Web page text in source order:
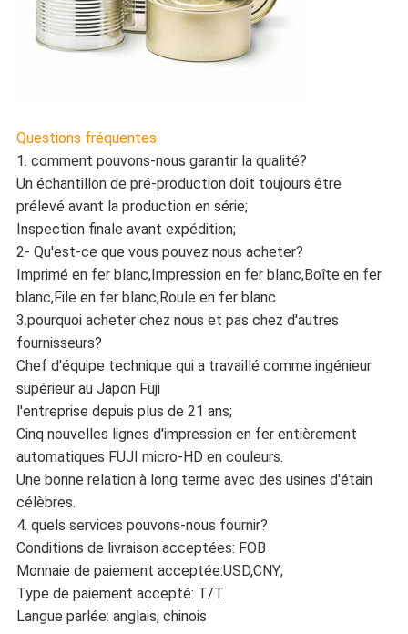
Questions fréquentes
1. comment pouvons-nous garantir la qualité?
Un échantillon de pré-production doit toujours être
prélevé avant la production en série;
Inspection finale avant expédition;
2- Qu'est-ce que vous pouvez nous acheter?
Imprimé en fer blanc,Impression en fer blanc,Boîte en fer
blanc,File en fer blanc,Roule en fer blanc
3.pourquoi acheter chez nous et pas chez d'autres
fournisseurs?
Chef d'équipe technique qui a travaillé comme ingénieur
supérieur au Japon Fuji
l'entreprise depuis plus de 21 ans;
Cinq nouvelles lignes d'impression en fer entièrement
automatiques FUJI micro-HD en couleurs.
Une bonne relation à long terme avec des usines d'étain
célèbres.
4. quels services pouvons-nous fournir?
Conditions de livraison acceptées: FOB
Monnaie de paiement acceptée:USD,CNY;
Type de paiement accepté: T/T.
Langue parlée: anglais, chinois